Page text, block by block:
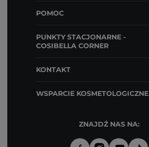
POMOC
PUNKTY STACJONARNE -
COSIBELLA CORNER
KONTAKT
WSPARCIE KOSMETOLOGICZNE
ZNAJDŹ NAS NA: